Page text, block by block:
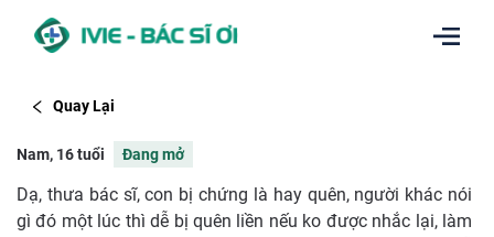
Quay Lại
Nam, 16 tuổi Đang mở
Dạ, thưa bác sĩ, con bị chứng là hay quên, người khác nói
gì đó một lúc thì dễ bị quên liền nếu ko được nhắc lại, làm